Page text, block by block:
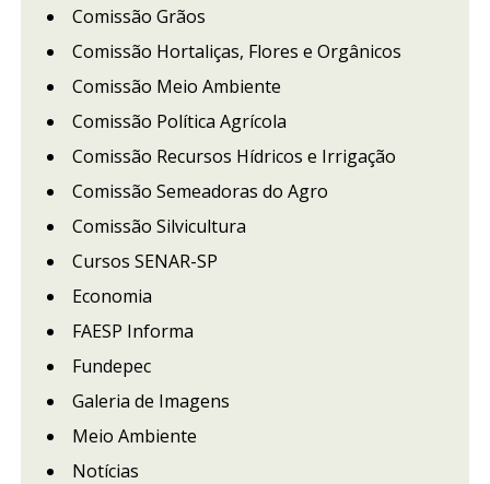
Comissão Grãos
Comissão Hortaliças, Flores e Orgânicos
Comissão Meio Ambiente
Comissão Política Agrícola
Comissão Recursos Hídricos e Irrigação
Comissão Semeadoras do Agro
Comissão Silvicultura
Cursos SENAR-SP
Economia
FAESP Informa
Fundepec
Galeria de Imagens
Meio Ambiente
Notícias